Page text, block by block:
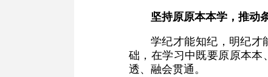
坚持原原本本学，推动
学纪才能知纪，明纪才
础，在学习中既要原原本
透、融会贯通。